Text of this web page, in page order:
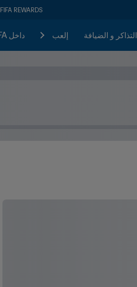
FIFA REWARDS
التذاكر و الضيافة إلعب داخل FIFA